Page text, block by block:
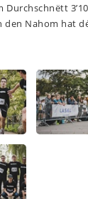
Durchschnëtt
den Nahom hat